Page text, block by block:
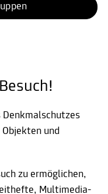
Denkmalschutzes
und
zu ermöglichen,
Multimedia-